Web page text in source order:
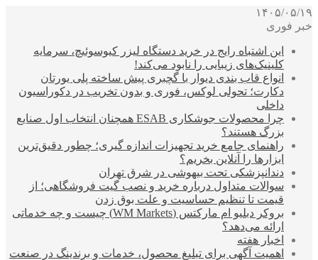
۱۴۰۵/۰۵/۱۹
خبر فوری
این اشتباه رایج در خرید دستگاه لیزر کیوسوئیچ، سرمایه
کلینیک‌های زیبایی را نابود می‌کند!
انواع قاب بندی دیوار با گچبری پیش ساخته پلی یورتان
دکارت؛ تحولی لوکس، فوری و بدون تخریب در دکوراسیون
داخلی
چرا محصولات جوشکاری ESAB همچنان انتخاب اول صنایع
بزرگ هستند؟
راهنمای جامع خرید تجهیزات اندازه گیری؛ چطور دقیق‌ترین
ابزارها را آنلاین بخریم؟
دندانپزشکی تحت بیهوشی در شرق تهران
سوالات متداول درباره خرید و نصب گیت فروشگاهی؛ از
قیمت تا تنظیم حساسیت و علت بوق زدن
بروکر دبلیو ام مارکتس (WM Markets) چیست و چه خدماتی
ارائه می‌دهد؟
اخبار هفته
اهمیت آگهی برای تبلیغ محصول، خدمات و برندینگ در صنعت